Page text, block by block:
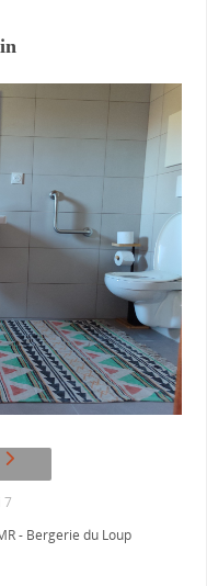
7
- Bergerie du Loup